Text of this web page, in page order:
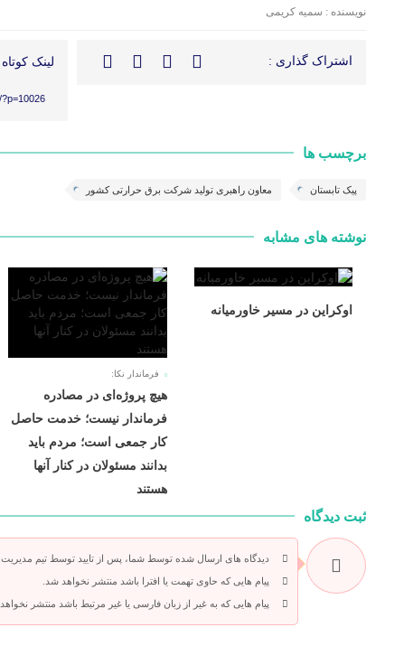
نویسنده : سمیه کریمی
اشتراک گذاری : لینک
برچسب ها
پیک تابستان معاون راهبری تولید شرکت برق حرارتی کشور
نوشته های مشابه
اوکراین در مسیر خاورمیانه
فرماندار نکا:
هیچ پروژه‌ای در مصادره
فرماندار نیست؛ خدمت حاصل
کار جمعی است؛ مردم باید
بدانند مسئولان در کنار آنها
هستند
ثبت دیدگاه
دیدگاه های ارسال شده توسط شما، پس از تایید توسط تیم
پیام هایی که حاوی تهمت یا افترا باشد منتشر نخواهد شد.
پیام هایی که به غیر از زبان فارسی یا غیر مرتبط باشد منتشر